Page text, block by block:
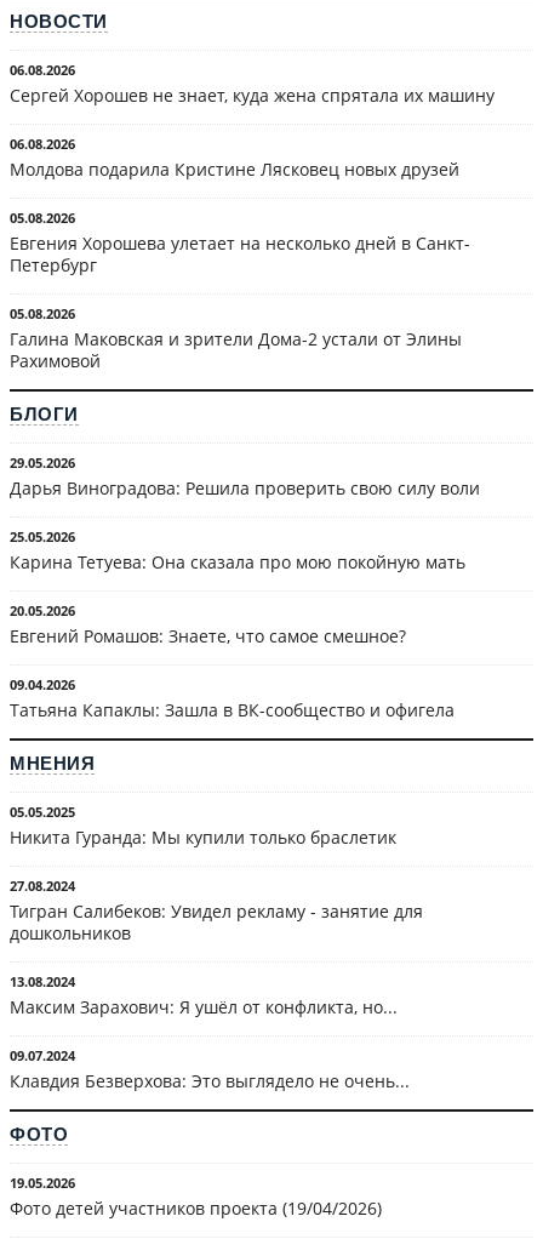
НОВОСТИ
06.08.2026
Сергей Хорошев не знает, куда жена спрятала их машину
06.08.2026
Молдова подарила Кристине Лясковец новых друзей
05.08.2026
Евгения Хорошева улетает на несколько дней в Санкт-
Петербург
05.08.2026
Галина Маковская и зрители Дома-2 устали от Элины
Рахимовой
БЛОГИ
29.05.2026
Дарья Виноградова: Решила проверить свою силу воли
25.05.2026
Карина Тетуева: Она сказала про мою покойную мать
20.05.2026
Евгений Ромашов: Знаете, что самое смешное?
09.04.2026
Татьяна Капаклы: Зашла в ВК-сообщество и офигела
МНЕНИЯ
05.05.2025
Никита Гуранда: Мы купили только браслетик
27.08.2024
Тигран Салибеков: Увидел рекламу - занятие для
дошкольников
13.08.2024
Максим Зарахович: Я ушёл от конфликта, но...
09.07.2024
Клавдия Безверхова: Это выглядело не очень...
ФОТО
19.05.2026
Фото детей участников проекта (19/04/2026)